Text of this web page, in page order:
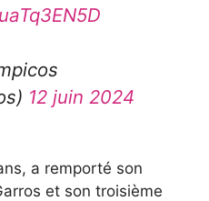
12 juin 2024
a remporté son
et son troisième